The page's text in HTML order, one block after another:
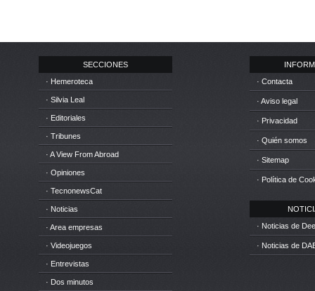
SECCIONES
· Hemeroteca
· Silvia Leal
· Editoriales
· Tribunes
· A View From Abroad
· Opiniones
· TecnonewsCat
· Noticias
· Area empresas
· Videojuegos
· Entrevistas
· Dos minutos
· Contacta
· Aviso legal
· Privacidad
· Quién somos
· Sitemap
· Política de
· Noticias de
· Noticias de